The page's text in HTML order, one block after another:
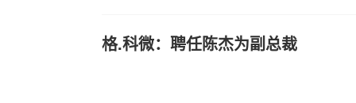
格.科微：聘任陈杰为副总裁